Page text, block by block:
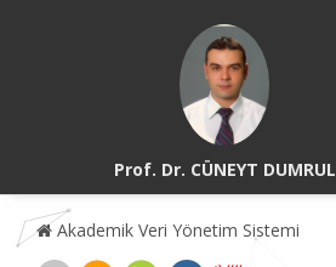
Prof. Dr. CÜNEYT DUMRUL
Akademik Veri Yönetim Sistemi